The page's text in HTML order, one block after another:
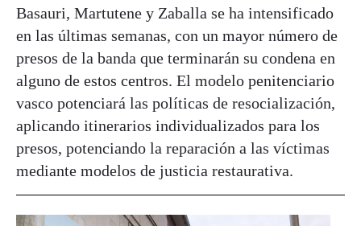
Basauri, Martutene y Zaballa se ha intensificado
en las últimas semanas, con un mayor número de
presos de la banda que terminarán su condena en
alguno de estos centros. El modelo penitenciario
vasco potenciará las políticas de resocialización,
aplicando itinerarios individualizados para los
presos, potenciando la reparación a las víctimas
mediante modelos de justicia restaurativa.